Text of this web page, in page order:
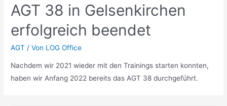
AGT 38 in Gelsenkirchen
erfolgreich beendet
AGT / Von LOG Office
Nachdem wir 2021 wieder mit den Trainings starten konnten,
haben wir Anfang 2022 bereits das AGT 38 durchgeführt.